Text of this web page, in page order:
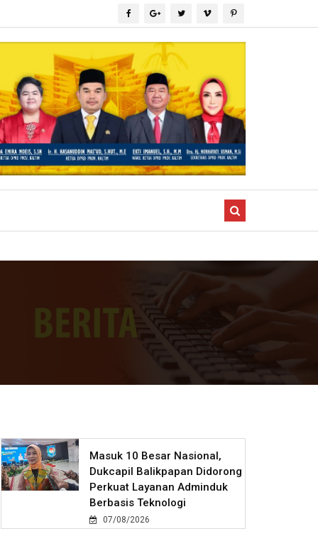
Masuk 10 Besar Nasional,
Dukcapil Balikpapan Didorong
Perkuat Layanan Adminduk
Berbasis Teknologi
07/08/2026